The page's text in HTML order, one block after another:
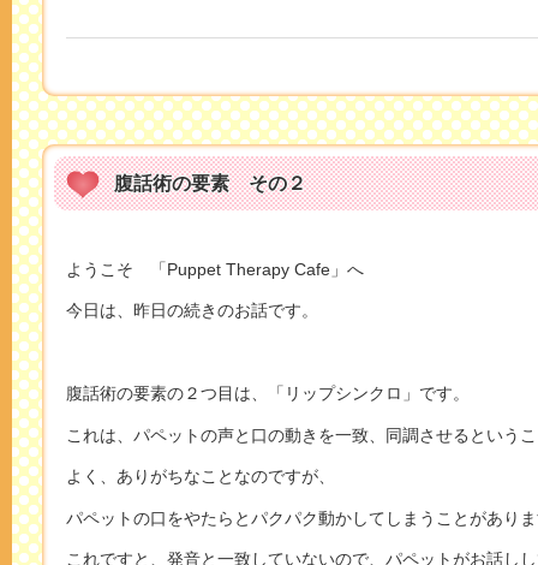
腹話術の要素 その２
ようこそ 「Puppet Therapy Cafe」へ
今日は、昨日の続きのお話です。
腹話術の要素の２つ目は、「リップシンクロ」です。
これは、パペットの声と口の動きを一致、同調させるという
よく、ありがちなことなのですが、
パペットの口をやたらとパクパク動かしてしまうことがあり
これですと、発音と一致していないので、パペットがお話し